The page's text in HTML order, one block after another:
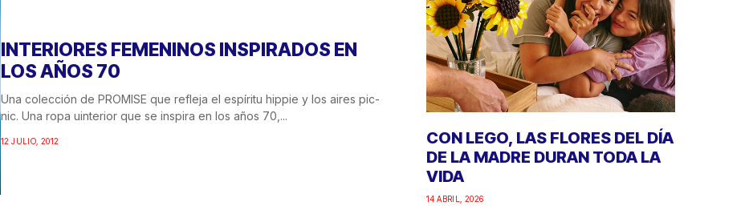
INTERIORES FEMENINOS INSPIRADOS EN
LOS AÑOS 70
Una colección de PROMISE que refleja el espíritu hippie y los aires pic-
nic. Una ropa uinterior que se inspira en los años 70,...
12 JULIO, 2012
CON LEGO, LAS FLORES DEL DÍA
DE LA MADRE DURAN TODA LA
VIDA
14 ABRIL, 2026